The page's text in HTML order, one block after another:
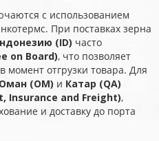
с использованием
При поставках зерна
(ID) часто
on Board), что позволяет
момент отгрузки товара. Для
Оман (OM) и Катар (QA)
Insurance and Freight),
и доставку до порта